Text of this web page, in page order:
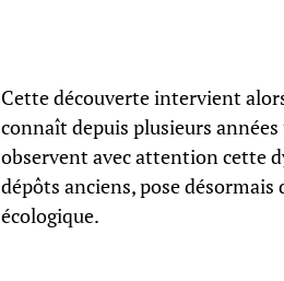
Cette découverte intervient
connaît depuis plusieurs
observent avec attention cette
dépôts anciens, pose
écologique.